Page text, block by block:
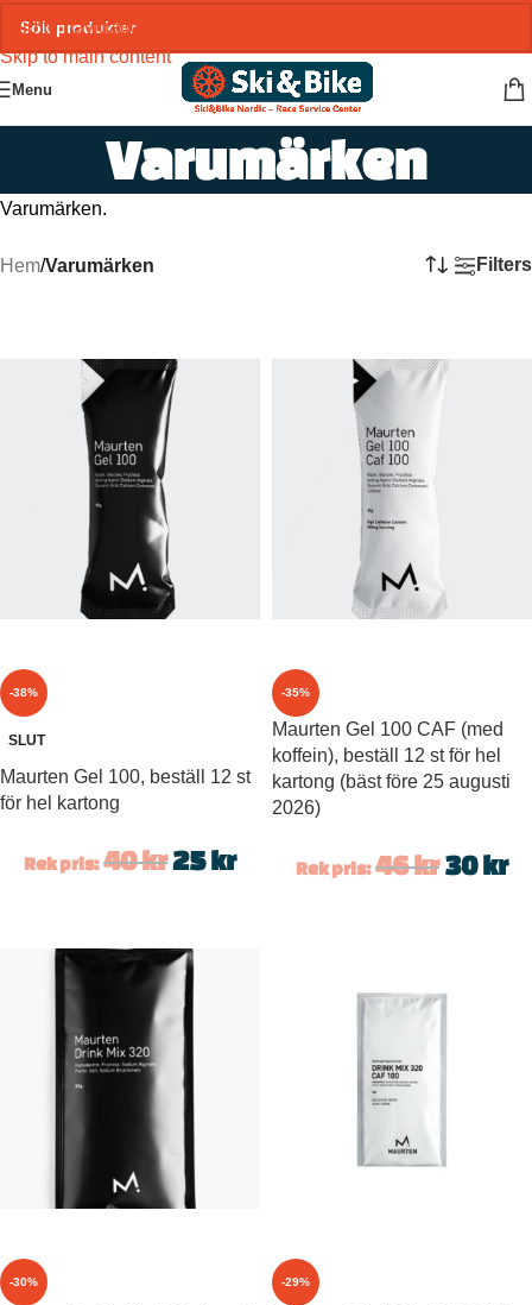
Skip to navigation
Skip to main content
Menu
Varumärken
Varumärken.
Hem/Varumärken Filters
-38%
SLUT
Maurten Gel 100, beställ 12 st
för hel kartong
Rek pris: 40kr25kr
-35%
Maurten Gel 100 CAF (med
koffein), beställ 12 st för hel
kartong (bäst före 25 augusti
2026)
Rek pris: 46kr 30kr
-30% -29%